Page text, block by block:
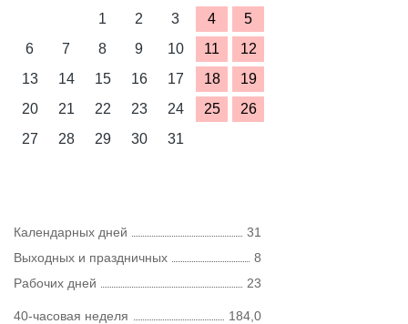
1
2 3 4
5
6
7 8 9 10 11
12
13
14 15 16 17 18
19
20
21 22 23 24 25
26
27
28 29 30 31
Календарных дней
31
Выходных и праздничных
8
Рабочих дней
23
40-часовая неделя
184,0